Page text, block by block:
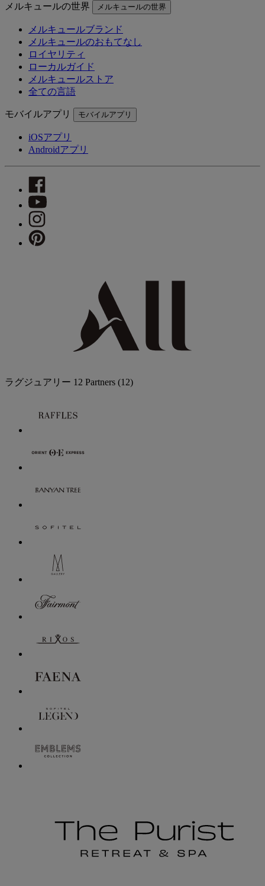
メルキュールの世界 メルキュールの世界
メルキュールブランド
メルキュールのおもてなし
ロイヤリティ
ローカルガイド
メルキュールストア
全ての言語
モバイルアプリ モバイルアプリ
iOSアプリ
Androidアプリ
ラグジュアリー 12 Partners (12)